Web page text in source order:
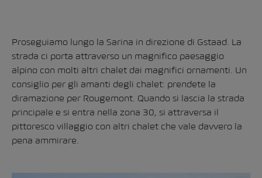
Proseguiamo lungo la Sarina in direzione di Gstaad. La
strada ci porta attraverso un magnifico paesaggio
alpino con molti altri chalet dai magnifici ornamenti. Un
consiglio per gli amanti degli chalet: prendete la
diramazione per Rougemont. Quando si lascia la strada
principale e si entra nella zona 30, si attraversa il
pittoresco villaggio con altri chalet che vale davvero la
pena ammirare.